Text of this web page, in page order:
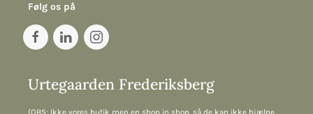
Følg os på
Urtegaarden Frederiksberg
(OBS: Ikke vores butik men en shop in shop, så de kan ikke hjælpe